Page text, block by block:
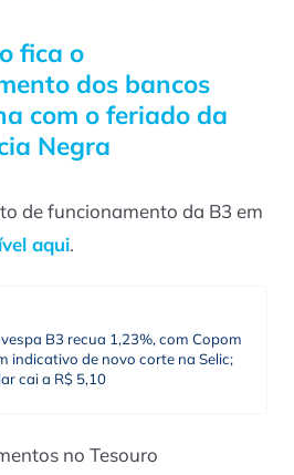
fica o
dos bancos
com o feriado da
Negra
de funcionamento da B3 em
aqui.
B3 recua 1,23%, com Copom
indicativo de novo corte na Selic;
cai a R$ 5,10
no Tesouro